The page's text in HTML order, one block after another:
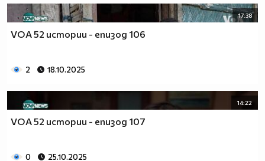
17:38
VOA 52 истории - епизод 106
2 18.10.2025
14:22
VOA 52 истории - епизод 107
0 25.10.2025